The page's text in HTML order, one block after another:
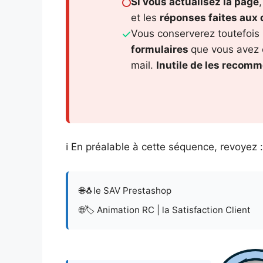
et les réponses faites aux
Vous conserverez
formulaires que vous avez
mail. Inutile de les
ℹ️ En préalable à cette séquence, revoyez :
🌐🐧le SAV Prestashop
🌐🏷️ Animation RC | la Satisfaction Client
Aucun
E
C’est quoi
Le Social
est l’art de